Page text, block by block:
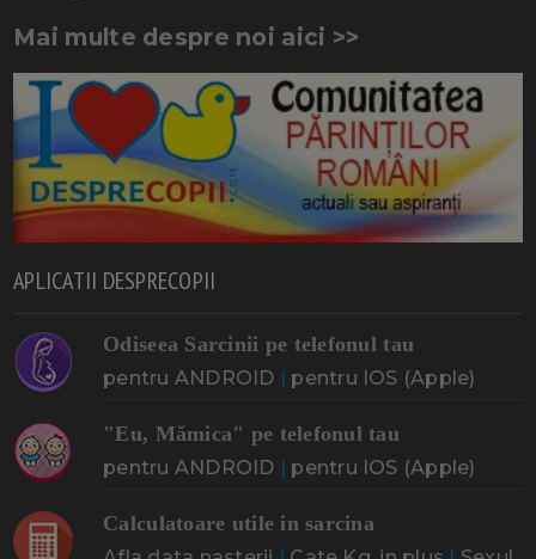
Mai multe despre noi aici >>
APLICATII DESPRECOPII
Odiseea Sarcinii pe telefonul tau
pentru ANDROID | pentru IOS (Apple)
"Eu, Mămica" pe telefonul tau
pentru ANDROID | pentru IOS (Apple)
Calculatoare utile in sarcina